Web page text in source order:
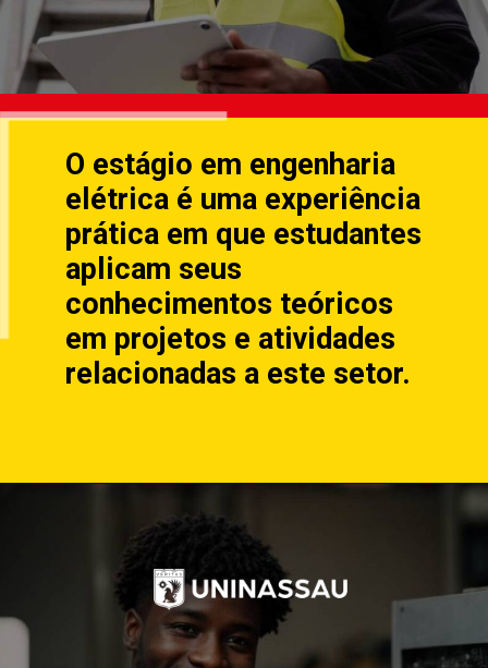
O estágio em engenharia
elétrica é uma experiência
prática em que estudantes
aplicam seus
conhecimentos teóricos
em projetos e atividades
relacionadas a este setor.